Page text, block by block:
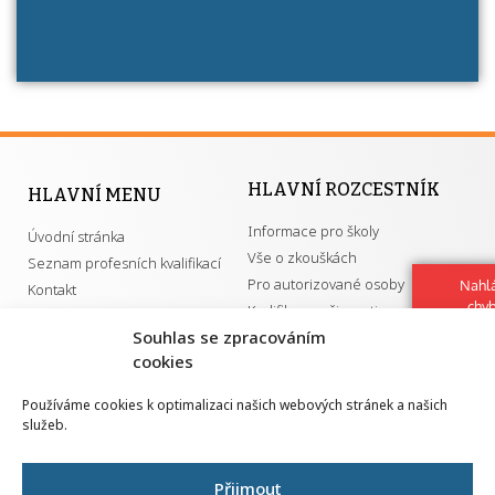
Souhlas se zpracováním
cookies
Používáme cookies k optimalizaci našich webových stránek a našich
služeb.
Přijmout
HLAVNÍ MENU
Úvodní stránka
Seznam profesních kvalifikací
Kontakt
HLAVNÍ ROZCESTNÍK
Informace pro školy
Vše o zkouškách
Pro autorizované osoby
Kvalifikace a živnosti
GDPR
Národní pedagogický institut ČR